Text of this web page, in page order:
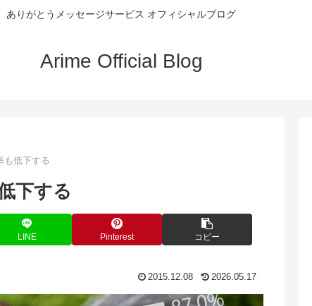
ありがとうメッセージサービス オフィシャルブログ
Arime Official Blog
も低下する
下する
LINE Pinterest コピー
2015.12.08 2026.05.17